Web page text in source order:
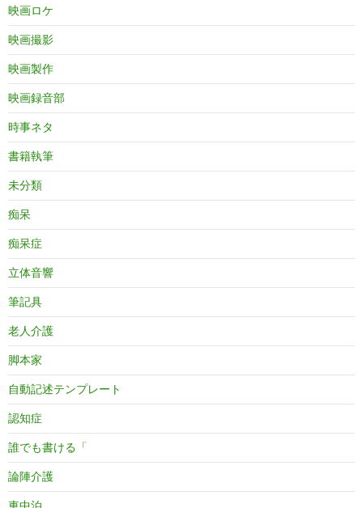
映画ロケ
映画撮影
映画製作
映画録音部
時事ネタ
書籍執筆
未分類
痴呆
痴呆症
立体音響
筆記具
老人介護
脚本家
自動記述テンプレート
認知症
誰でも書ける「
論陣介護